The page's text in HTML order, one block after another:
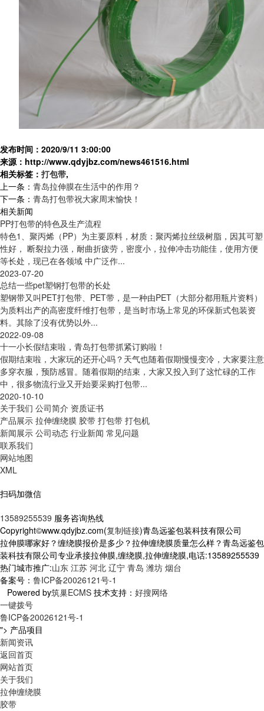
发布时间：2020/9/11 3:00:00
来源：http://www.qdyjbz.com/news461516.html
相关标签： 打包带,
上一条： 青岛拉伸膜在生活中的作用？
下一条： 青岛打包带祝大家周末愉快！
相关新闻
PP打包带的特色及生产流程
特色1、聚丙烯（PP）为主要原料，材质：聚丙烯拉丝级树脂，因其可塑
性好， 断裂拉力强，耐曲折疲劳，密度小，拉伸冲击功能佳，使用方便
等长处，现已在各领域 中广泛作...
2023-07-20
总结一些pet塑钢打包带的长处
塑钢带又叫PET打包带、PET带，是一种由PET（大部分都用瓶片资料）
为质料出产的高密度纤维打包带，是当时市场上常见的环保新式包装资
料。其除了没有优势以外...
2022-09-08
十一小长假结束啦，青岛打包带抓紧订购啦！
假期结束啦，大家玩的还开心吗？天气也随着假期慢慢变冷，大家要注意
多穿衣服，预防感冒。随着假期的结束，大家又投入到了这忙碌的工作
中，很多物流行业又开始要采购打包带...
2020-10-10
关于我们 公司简介 资质证书
产品展示 拉伸缠绕膜 胶带 打包带 打包机
新闻展示 公司动态 行业新闻 常见问题
联系我们
网站地图
XML
扫码加微信
13589255539 服务咨询热线
Copyright©www.qdyjbz.com(复制链接)青岛远鉴包装科技有限公司
拉伸膜哪家好？缠绕膜报价是多少？拉伸缠绕膜质量怎么样？青岛远鉴包
装科技有限公司专业承接拉伸膜,缠绕膜,拉伸缠绕膜,电话:13589255539
热门城市推广:山东 江苏 河北 辽宁 青岛 潍坊 烟台
备案号： 鲁ICP备20026121号-1
Powered by筑巢ECMS 技术支持： 好搜网络
一键拨号
鲁ICP备20026121号-1
"> 产品项目
新闻资讯
返回首页
网站首页
关于我们
拉伸缠绕膜
胶带